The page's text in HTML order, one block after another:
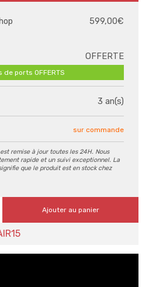
599,00€
OFFERTE
de ports OFFERTS
3 an(s)
sur commande
remise à jour toutes les 24H. Nous
rapide et un suivi exceptionnel. La
que le produit est en stock chez
Ajouter au panier